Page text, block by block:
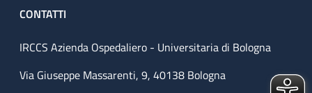
CONTATTI
IRCCS Azienda Ospedaliero - Universitaria di Bologna
Via Giuseppe Massarenti, 9, 40138 Bologna